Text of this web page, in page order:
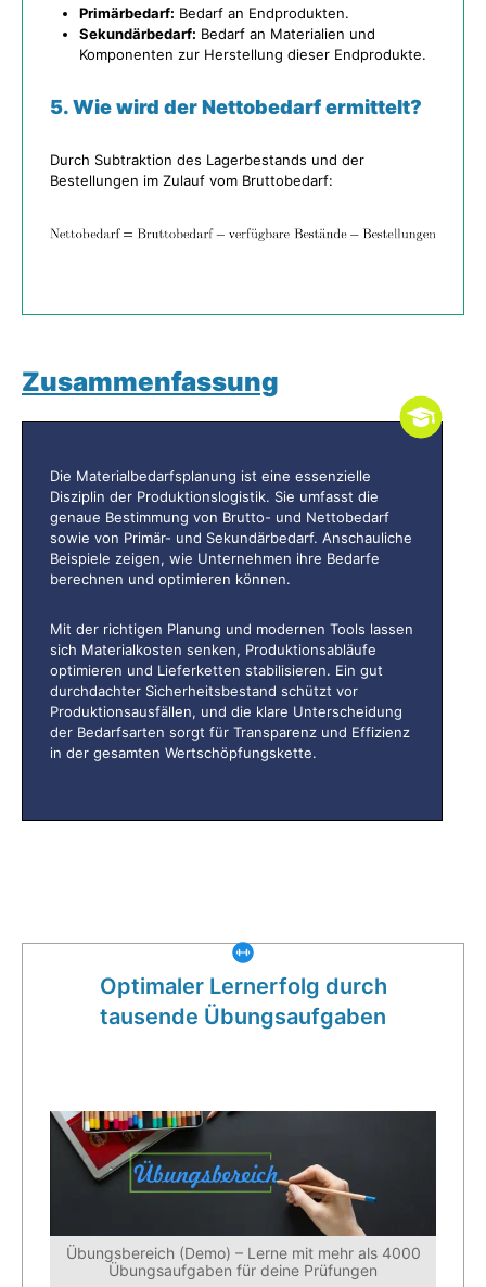
Primärbedarf: Bedarf an Endprodukten.
Sekundärbedarf: Bedarf an Materialien und
Komponenten zur Herstellung dieser Endprodukte.
5. Wie wird der Nettobedarf ermittelt?
Durch Subtraktion des Lagerbestands und der
Bestellungen im Zulauf vom Bruttobedarf:
Zusammenfassung
Die Materialbedarfsplanung ist eine essenzielle
Disziplin der Produktionslogistik. Sie umfasst die
genaue Bestimmung von Brutto- und Nettobedarf
sowie von Primär- und Sekundärbedarf. Anschauliche
Beispiele zeigen, wie Unternehmen ihre Bedarfe
berechnen und optimieren können.
Mit der richtigen Planung und modernen Tools lassen
sich Materialkosten senken, Produktionsabläufe
optimieren und Lieferketten stabilisieren. Ein gut
durchdachter Sicherheitsbestand schützt vor
Produktionsausfällen, und die klare Unterscheidung
der Bedarfsarten sorgt für Transparenz und Effizienz
in der gesamten Wertschöpfungskette.
Optimaler Lernerfolg durch
tausende Übungsaufgaben
Übungsbereich (Demo) – Lerne mit mehr als 4000
Übungsaufgaben für deine Prüfungen